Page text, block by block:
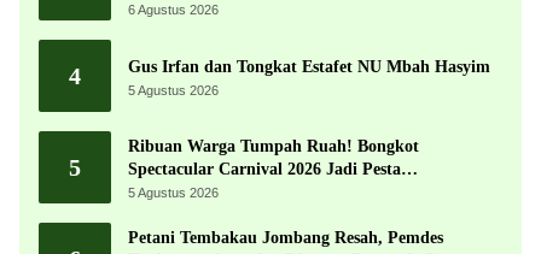
6 Agustus 2026
4 Gus Irfan dan Tongkat Estafet NU Mbah Hasyim
5 Agustus 2026
5
Ribuan Warga Tumpah Ruah! Bongkot
Spectacular Carnival 2026 Jadi Pesta
Kemerdekaan Terbesar di Peterongan
5 Agustus 2026
Petani Tembakau Jombang Resah, Pemdes